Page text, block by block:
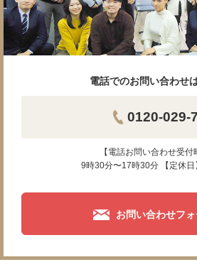
電話でのお問い合わせ
0120-029-
【電話お問い合わせ受付
9時30分〜17時30分 【定休日
お問い合わせフ